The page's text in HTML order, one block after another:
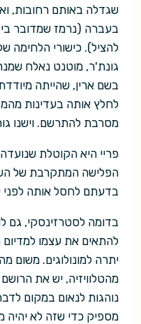
שגדלה באותם רחובות,
בעברה (נרמז שמדובר
להציל). כישורי הלחימה
גונת'ר, מוטנט נאלח
בשם ארין, שהייתה
לחלץ אותה בעדינות
מסרבת להתרשם. וישנו
פריי היא הקוטלת
הפלישה המתקרבת של
בדעתם לחסל אותה
בדומה לסטרזינסקי, גם
להתאים את עצמו
יתרה למונולוגים. משום
מהטלוויזיה, יש את
נוהגות לנאום במקום
מספיק כדי שזה לא יהיה